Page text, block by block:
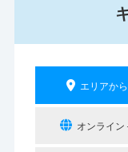
エリアか
オンライン